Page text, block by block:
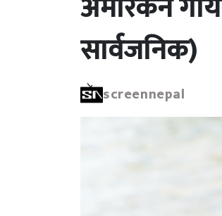
सार्वजनिक)
screennepal